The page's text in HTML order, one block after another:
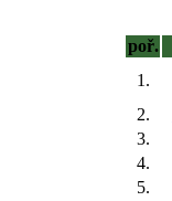
poř.
1.
2.
3.
4.
5.